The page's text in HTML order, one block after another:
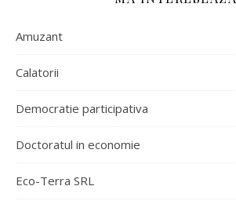
Amuzant
Calatorii
Democratie participativa
Doctoratul in economie
Eco-Terra SRL